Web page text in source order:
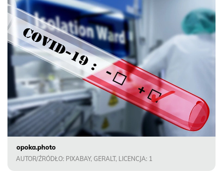
opoka.photo
AUTOR/ŹRÓDŁO: PIXABAY, GERALT, LICENCJA: 1